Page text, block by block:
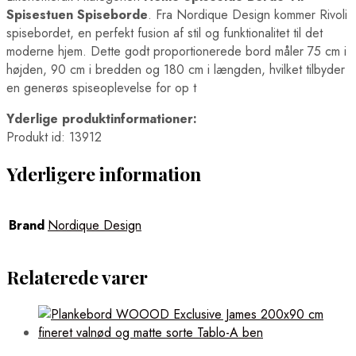
Uldpuder
Varmepuder
Ventilation
Bordventilatorer
Luftkølere
Vinduer
Glasruder
Uldhynder
Vandfiltre
Vandflasker
Vandkander
Vinholdere
Vinkarafler
Vinkølere
Stålborde
Stofborde
Stoleborde
Stueborde
Teaktræborde
Telefonborde
Træborde Med Metalben
Vandborde
Vaskeborde
Døre
Jernlåger
Marmorlåger
Trædøre
Have
Spisestuen Spiseborde. Fra Nordique Design kommer Rivoli
spisebordet, en perfekt fusion af stil og funktionalitet til det
moderne hjem. Dette godt proportionerede bord måler 75 cm i
højden, 90 cm i bredden og 180 cm i længden, hvilket tilbyder
en generøs spiseoplevelse for op t
Yderlige produktinformationer:
Produkt id: 13912
Yderligere information
Brand Nordique Design
Relaterede varer